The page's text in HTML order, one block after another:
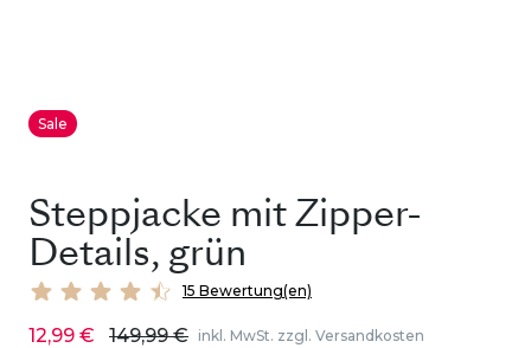
Sale
Steppjacke mit Zipper-
Details, grün
15 Bewertung(en)
12,99 € 149,99 € inkl. MwSt. zzgl. Versandkosten